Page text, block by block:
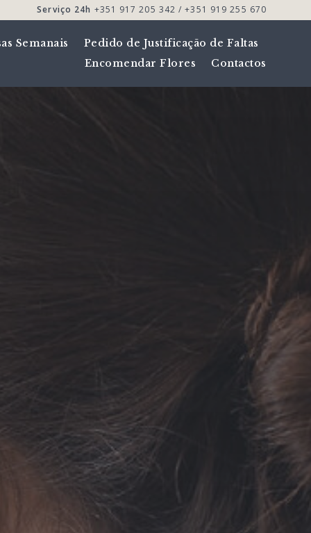
Serviço 24h +351 917 205 342 / +351 919 255 670
Semanais
Pedido de Justificação de Faltas
Encomendar Flores
Contactos